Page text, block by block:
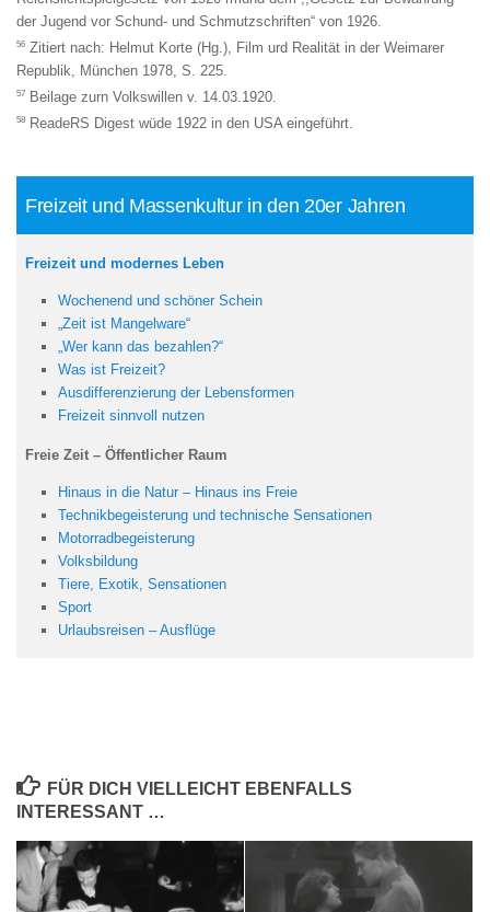
der Jugend vor Schund- und Schmutzschriften“ von 1926.
56 Zitiert nach: Helmut Korte (Hg.), Film urd Realität in der Weimarer
Republik, München 1978, S. 225.
57 Beilage zurn Volkswillen v. 14.03.1920.
58 ReadeRS Digest wüde 1922 in den USA eingeführt.
Freizeit und Massenkultur in den 20er Jahren
Freizeit und modernes Leben
Wochenend und schöner Schein
„Zeit ist Mangelware“
„Wer kann das bezahlen?“
Was ist Freizeit?
Ausdifferenzierung der Lebensformen
Freizeit sinnvoll nutzen
Freie Zeit – Öffentlicher Raum
Hinaus in die Natur – Hinaus ins Freie
Technikbegeisterung und technische Sensationen
Motorradbegeisterung
Volksbildung
Tiere, Exotik, Sensationen
Sport
Urlaubsreisen – Ausflüge
FÜR DICH VIELLEICHT EBENFALLS
INTERESSANT …